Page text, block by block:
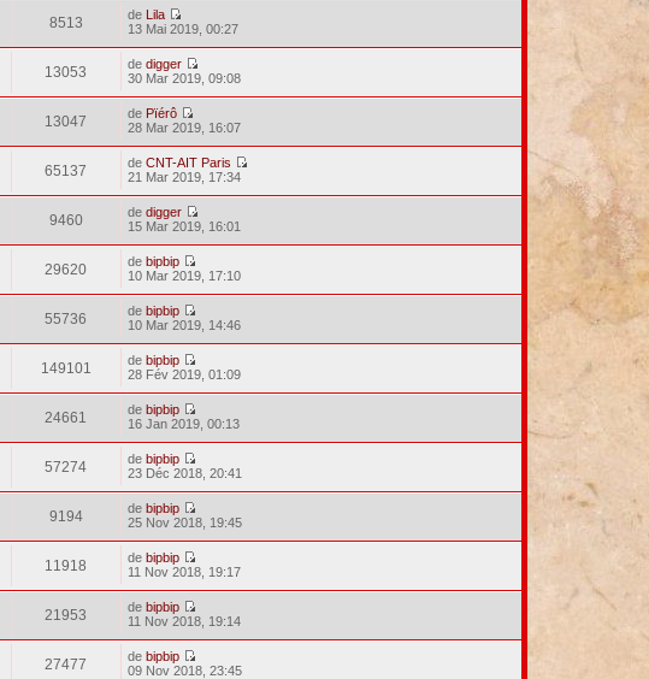
8513 de Lila
13 Mai 2019, 00:27
13053 dedigger
30 Mar 2019, 09:08
13047 de Pïérô
28 Mar 2019, 16:07
65137 deCNT-AIT Paris
21 Mar 2019, 17:34
9460 dedigger
15 Mar 2019, 16:01
29620 debipbip
10 Mar 2019, 17:10
55736 debipbip
10 Mar 2019, 14:46
149101 debipbip
28 Fév 2019, 01:09
24661 debipbip
16 Jan 2019, 00:13
57274 debipbip
23 Déc 2018, 20:41
9194 debipbip
25 Nov 2018, 19:45
11918 debipbip
11 Nov 2018, 19:17
21953 debipbip
11 Nov 2018, 19:14
27477 debipbip
09 Nov 2018, 23:45